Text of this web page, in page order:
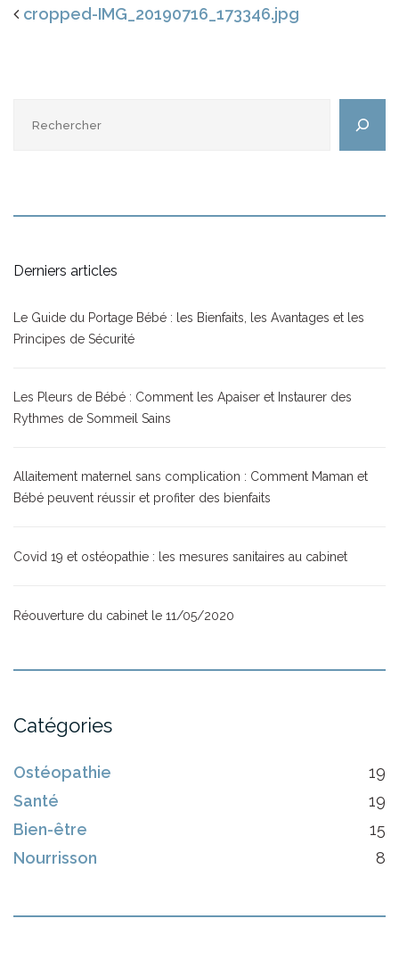
cropped-IMG_20190716_173346.jpg
Derniers articles
Le Guide du Portage Bébé : les Bienfaits, les Avantages et les
Principes de Sécurité
Les Pleurs de Bébé : Comment les Apaiser et Instaurer des
Rythmes de Sommeil Sains
Allaitement maternel sans complication : Comment Maman et
Bébé peuvent réussir et profiter des bienfaits
Covid 19 et ostéopathie : les mesures sanitaires au cabinet
Réouverture du cabinet le 11/05/2020
Catégories
Ostéopathie
19
Santé
19
Bien-être
15
Nourrisson
8